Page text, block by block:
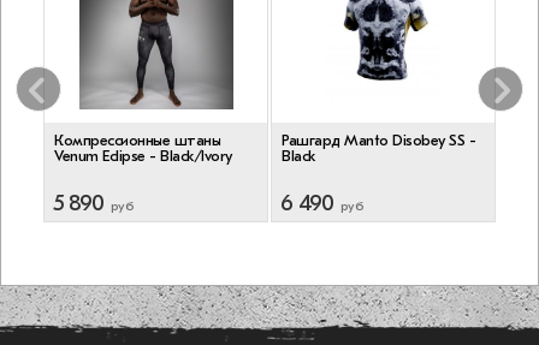
Компрессионные штаны
Venum Eclipse - Black/Ivory
5 890 руб
Рашгард Manto Disobey SS -
Black
6 490 руб